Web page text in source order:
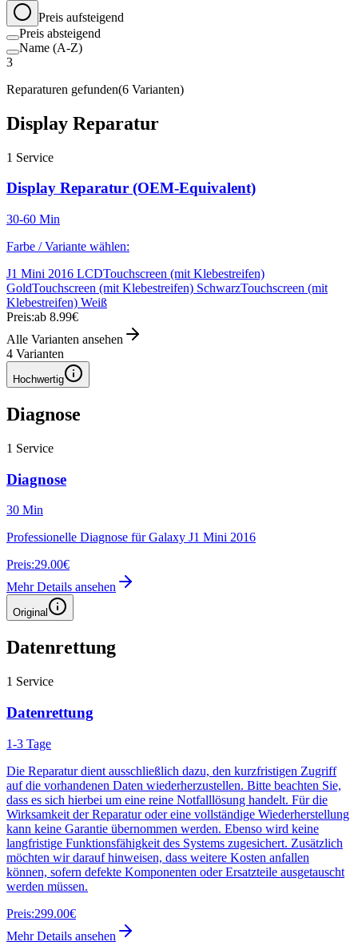
Preis aufsteigend
Preis absteigend
Name (A-Z)
3
Reparaturen gefunden(6 Varianten)
Display Reparatur
1 Service
Display Reparatur (OEM-Equivalent)
30-60 Min
Farbe / Variante wählen:
J1 Mini 2016 LCDTouchscreen (mit Klebestreifen)
GoldTouchscreen (mit Klebestreifen) SchwarzTouchscreen (mit
Klebestreifen) Weiß
Preis:ab 8.99€
Alle Varianten ansehen
4 Varianten
Hochwertig
Diagnose
1 Service
Diagnose
30 Min
Professionelle Diagnose für Galaxy J1 Mini 2016
Preis:29.00€
Mehr Details ansehen
Original
Datenrettung
1 Service
Datenrettung
1-3 Tage
Die Reparatur dient ausschließlich dazu, den kurzfristigen Zugriff
auf die vorhandenen Daten wiederherzustellen. Bitte beachten Sie,
dass es sich hierbei um eine reine Notfalllösung handelt. Für die
Wirksamkeit der Reparatur oder eine vollständige Wiederherstellung
kann keine Garantie übernommen werden. Ebenso wird keine
langfristige Funktionsfähigkeit des Systems zugesichert. Zusätzlich
möchten wir darauf hinweisen, dass weitere Kosten anfallen
können, sofern defekte Komponenten oder Ersatzteile ausgetauscht
werden müssen.
Preis:299.00€
Mehr Details ansehen